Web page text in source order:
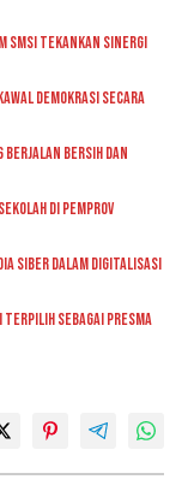
SMSI Tekankan Sinergi
Demokrasi Secara
Berjalan Bersih dan
di Pemprov
Siber dalam Digitalisasi
Terpilih sebagai Presma